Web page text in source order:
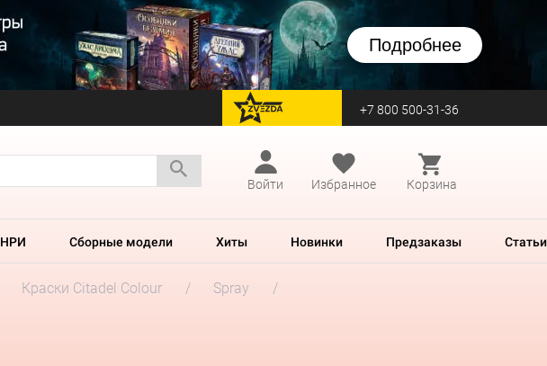
Подробнее
перейти на Zvezda +7 800 500-31-36
Войти
Избранное Корзина
НРИ Сборные модели Хиты Новинки Предзаказы Статьи
Краски Citadel Colour
Spray